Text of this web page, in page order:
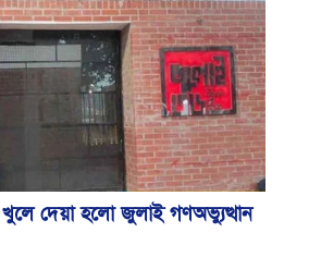
দেয়া হলো জুলাই গণঅভ্যুত্থান